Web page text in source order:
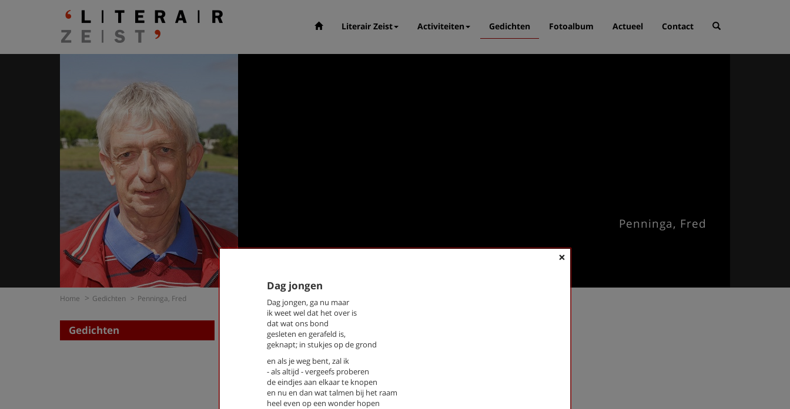
Literair Zeist Activiteiten Gedichten Fotoalbum Actueel Contact
Penninga, Fred
Home Gedichten Penninga, Fred
Gedichten Zoek een gedicht
op thema
×
Dag jongen
Dag jongen, ga nu maar
ik weet wel dat het over is
dat wat ons bond
gesleten en gerafeld is,
geknapt; in stukjes op de grond
en als je weg bent, zal ik
- als altijd - vergeefs proberen
de eindjes aan elkaar te knopen
en nu en dan wat talmen bij het raam
heel even op een wonder hopen